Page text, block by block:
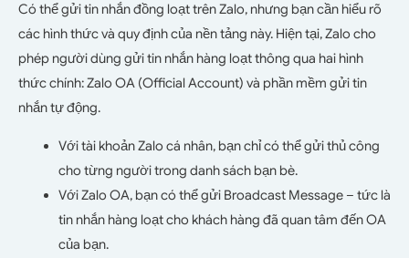
Có thể gửi tin nhắn đồng loạt trên Zalo, nhưng bạn cần hiểu rõ
các hình thức và quy định của nền tảng này. Hiện tại, Zalo cho
phép người dùng gửi tin nhắn hàng loạt thông qua hai hình
thức chính: Zalo OA (Official Account) và phần mềm gửi tin
nhắn tự động.
Với tài khoản Zalo cá nhân, bạn chỉ có thể gửi thủ công
cho từng người trong danh sách bạn bè.
Với Zalo OA, bạn có thể gửi Broadcast Message – tức là
tin nhắn hàng loạt cho khách hàng đã quan tâm đến OA
của bạn.